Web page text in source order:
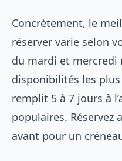
Concrètement, le
réserver varie selon
du mardi et mercredi
disponibilités les
remplit 5 à 7 jours à
populaires. Réservez
avant pour un